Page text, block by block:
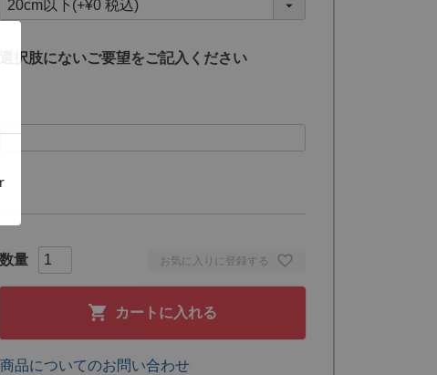
お気に入りに登録する
カートに入れる
)
選択肢にないご要望をご記入ください
商品についてのお問い合わせ